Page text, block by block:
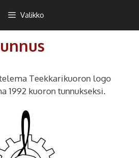
Valikko
Teekkarikuoron logo
1992 kuoron tunnukseksi.